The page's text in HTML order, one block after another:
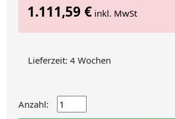
1.111,59 € inkl. MwSt
Lieferzeit: 4 Wochen
Anzahl: